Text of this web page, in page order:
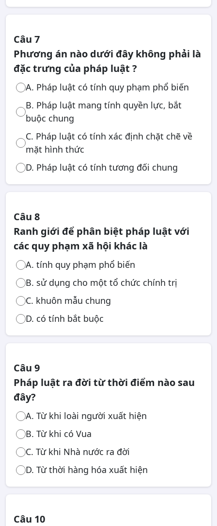
Câu 7
Phương án nào dưới đây không phải là
đặc trưng của pháp luật ?
A. Pháp luật có tính quy phạm phổ biến
B. Pháp luật mang tính quyền lực, bắt
buộc chung
C. Pháp luật có tính xác định chặt chẽ về
mặt hình thức
D. Pháp luật có tính tương đối chung
Câu 8
Ranh giới để phân biệt pháp luật với
các quy phạm xã hội khác là
A. tính quy phạm phổ biến
B. sử dụng cho một tổ chức chính trị
C. khuôn mẫu chung
D. có tính bắt buộc
Câu 9
Pháp luật ra đời từ thời điểm nào sau
đây?
A. Từ khi loài người xuất hiện
B. Từ khi có Vua
C. Từ khi Nhà nước ra đời
D. Từ thời hàng hóa xuất hiện
Câu 10